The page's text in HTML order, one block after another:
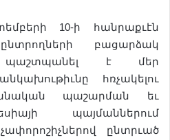
10-ի հանրաքւէն
բացարձակ
պաշտպանել է մեր
հռչակելու
պաշարման եւ
պայմաններում
ընտրւած